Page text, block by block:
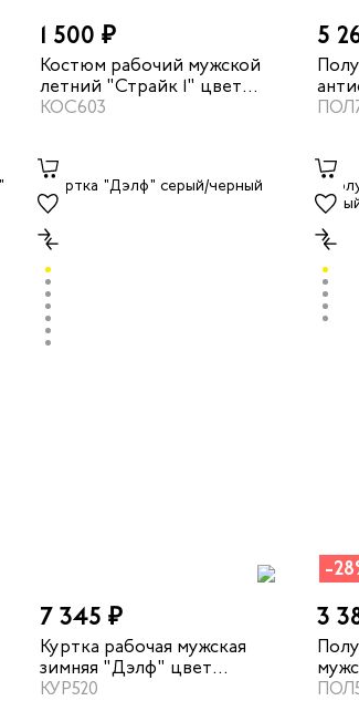
1 500 ₽
Костюм рабочий мужской
летний "Страйк 1" цвет
синий/василек
КОС603
5
7 345 ₽
Куртка рабочая мужская
зимняя "Дэлф" цвет
черный
КУР520
-
3